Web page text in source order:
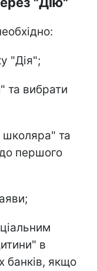
"Дія";
та вибрати
школяра" та
першого
в
банків, якщо